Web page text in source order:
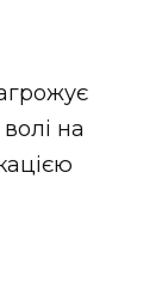
на